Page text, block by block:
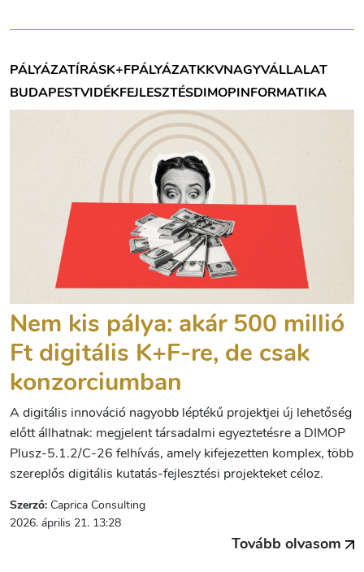
PÁLYÁZATÍRÁSK+FPÁLYÁZATKKVNAGYVÁLLALAT
BUDAPESTVIDÉKFEJLESZTÉSDIMOPINFORMATIKA
Nem kis pálya: akár 500 millió
Ft digitális K+F-re, de csak
konzorciumban
A digitális innováció nagyobb léptékű projektjei új lehetőség
előtt állhatnak: megjelent társadalmi egyeztetésre a DIMOP
Plusz-5.1.2/C-26 felhívás, amely kifejezetten komplex, több
szereplős digitális kutatás-fejlesztési projekteket céloz.
Szerző: Caprica Consulting
2026. április 21. 13:28
Tovább olvasom